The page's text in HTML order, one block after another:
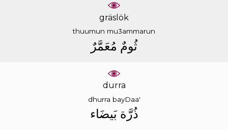
gräslök
thuumun mu3ammarun
ﺛُﻮﻡٌ ﻣُﻌَﻤَّﺮٌ
durra
dhurra bayDaa'
ﺫُﺭَّﺓ ﺑَﻴﻀَﺎﺀ